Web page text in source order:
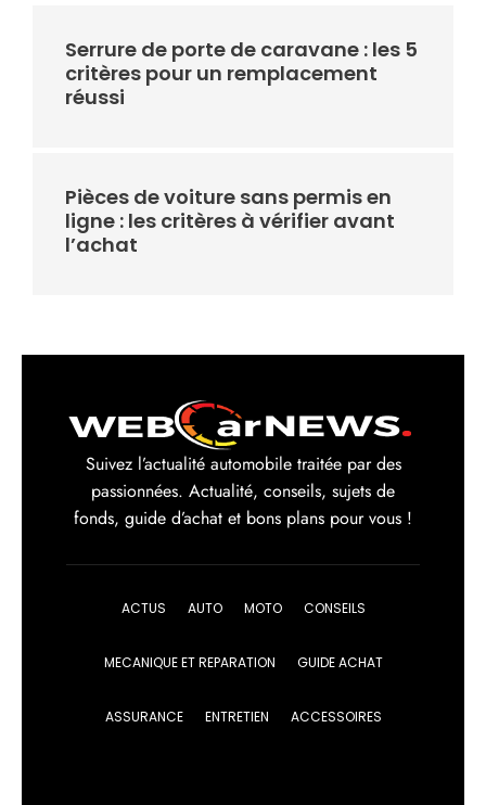
Serrure de porte de caravane : les 5
critères pour un remplacement
réussi
Pièces de voiture sans permis en
ligne : les critères à vérifier avant
l’achat
Suivez l’actualité automobile traitée par des
passionnées. Actualité, conseils, sujets de
fonds, guide d’achat et bons plans pour vous !
ACTUS AUTO MOTO CONSEILS
MECANIQUE ET REPARATION GUIDE ACHAT
ASSURANCE ENTRETIEN ACCESSOIRES